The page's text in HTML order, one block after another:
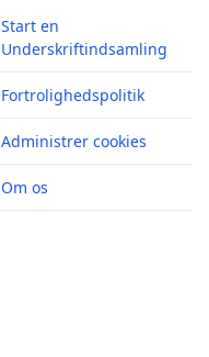
Start en
Underskriftindsamling
Fortrolighedspolitik
Administrer cookies
Om os